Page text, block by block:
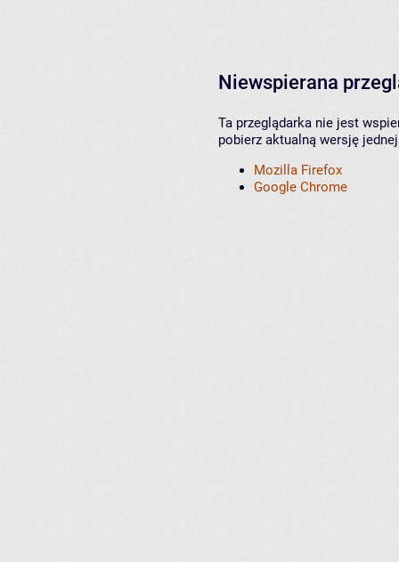
Niewspierana
Ta przeglądarka nie jest
pobierz aktualną wersję
Mozilla Firefox
Google Chrome